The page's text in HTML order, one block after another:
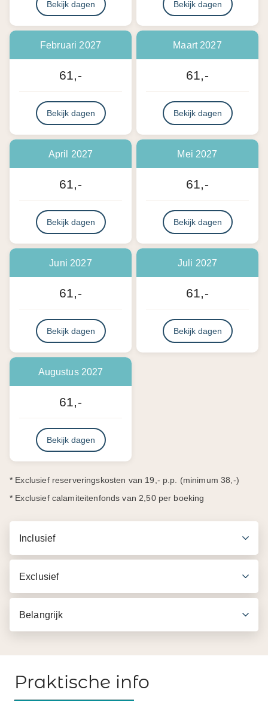
Bekijk dagen Bekijk dagen
Februari 2027
61,-
Bekijk dagen
Maart 2027
61,-
Bekijk dagen
April 2027
61,-
Bekijk dagen
Mei 2027
61,-
Bekijk dagen
Juni 2027
61,-
Bekijk dagen
Juli 2027
61,-
Bekijk dagen
Augustus 2027
61,-
Bekijk dagen
* Exclusief reserveringskosten van 19,- p.p. (minimum 38,-)
* Exclusief calamiteitenfonds van 2,50 per boeking
Inclusief
Exclusief
Belangrijk
Inbegrepen in de prijs
Praktische info